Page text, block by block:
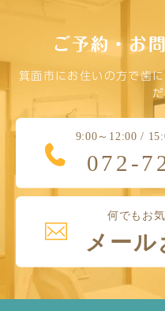
ご予約・お
箕面市にお住いの方で歯